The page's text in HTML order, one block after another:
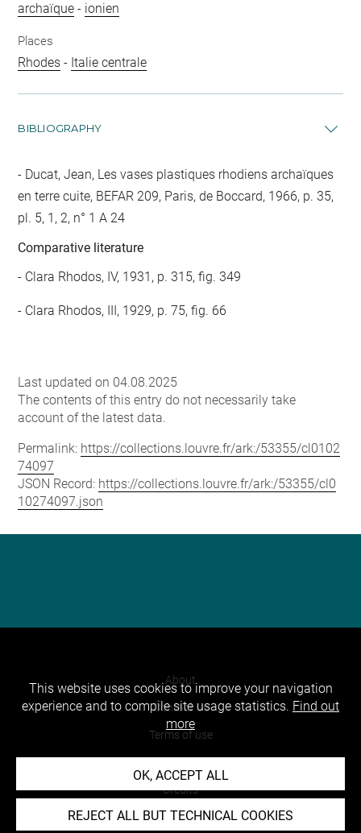
archaïque - ionien
Places
Rhodes - Italie centrale
BIBLIOGRAPHY
Ducat, Jean, Les vases plastiques rhodiens archaïques
en terre cuite, BEFAR 209, Paris, de Boccard, 1966, p. 35,
pl. 5, 1, 2, n° 1 A 24
Comparative literature
- Clara Rhodos, IV, 1931, p. 315, fig. 349
- Clara Rhodos, III, 1929, p. 75, fig. 66
Last updated on 04.08.2025
The contents of this entry do not necessarily take
account of the latest data.
Permalink: https://collections.louvre.fr/ark:/53355/cl0102
74097
JSON Record: https://collections.louvre.fr/ark:/53355/cl0
10274097.json
About
Contact Us
Terms of use
Cookies
Credits
Accessibility : non compliant
This website uses cookies to improve your navigation
experience and to compile site usage statistics. Find out
more
OK, ACCEPT ALL
REJECT ALL BUT TECHNICAL COOKIES